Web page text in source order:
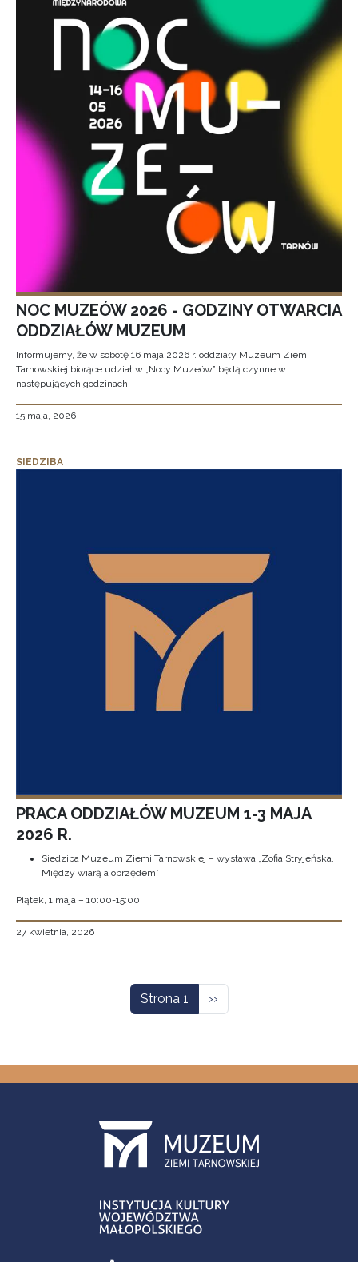
NOC MUZEÓW 2026 - GODZINY OTWARCIA
ODDZIAŁÓW MUZEUM
Informujemy, że w sobotę 16 maja 2026 r. oddziały Muzeum Ziemi
Tarnowskiej biorące udział w „Nocy Muzeów” będą czynne w
następujących godzinach:
15 maja, 2026
SIEDZIBA
PRACA ODDZIAŁÓW MUZEUM 1-3 MAJA
2026 R.
Siedziba Muzeum Ziemi Tarnowskiej – wystawa „Zofia Stryjeńska.
Między wiarą a obrzędem”
Piątek, 1 maja – 10:00-15:00
27 kwietnia, 2026
Strona 1 Następna strona
››